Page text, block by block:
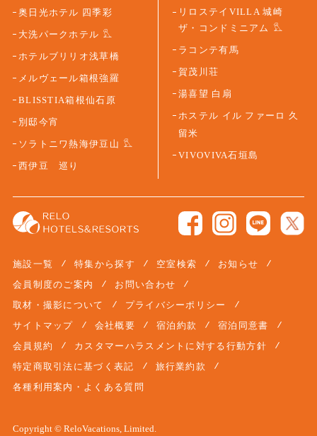
奥日光ホテル 四季彩
大洗パークホテル
ホテルブリリオ浅草橋
メルヴェール箱根強羅
BLISSTIA箱根仙石原
別邸今宵
ソラトニワ熱海伊豆山
西伊豆 巡り
リロステイVILLA 城崎
ザ・コンドミニアム
ラコンテ有馬
賀茂川荘
湯喜望 白扇
ホステル イル ファーロ 久
留米
VIVOVIVA石垣島
施設一覧 特集から探す 空室検索
お知らせ
会員制度のご案内
お問い合わせ
取材・撮影について
プライバシーポリシー
サイトマップ
会社概要 宿泊約款
宿泊同意書
会員規約
カスタマーハラスメントに対する行動方針
特定商取引法に基づく表記
旅行業約款
各種利用案内・よくある質問
Copyright © ReloVacations, Limited.